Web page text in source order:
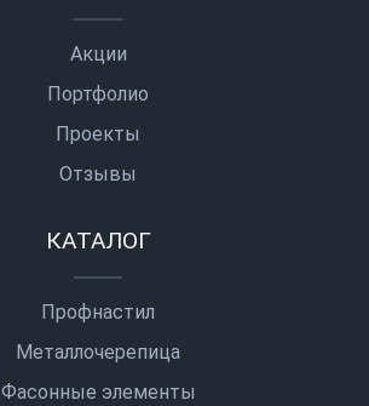
Акции
Портфолио
Проекты
Отзывы
КАТАЛОГ
Профнастил
Металлочерепица
Фасонные элементы